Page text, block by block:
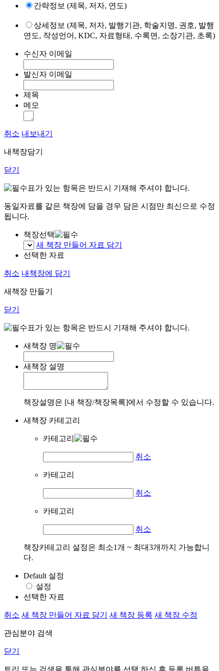
간략정보 (제목, 저자, 연도)
상세정보 (제목, 저자, 발행기관, 학술지명, 권호, 발행
연도, 작성언어, KDC, 자료형태, 수록면, 소장기관, 초록)
수신자 이메일
발신자 이메일
제목
메모
취소 내보내기
내책장담기
닫기
표가 있는 항목은 반드시 기재해 주셔야 합니다.
동일자료를 같은 책장에 담을 경우 담은 시점만 최신으로 수정
됩니다.
책장선택
새 책장 만들어 자료 담기
선택한 자료
취소 내책장에 담기
새책장 만들기
닫기
표가 있는 항목은 반드시 기재해 주셔야 합니다.
새책장 명
새책장 설명
책장설명은 [내 책장/책장목록]에서 수정할 수 있습니다.
새책장 카테고리
카테고리
취소
카테고리
취소
카테고리
취소
책장카테고리 설정은 최소1개 ~ 최대3개까지 가능합니
다.
Default 설정
설정
선택한 자료
취소 새 책장 만들어 자료 담기 새 책장 등록 새 책장 수정
관심분야 검색
닫기